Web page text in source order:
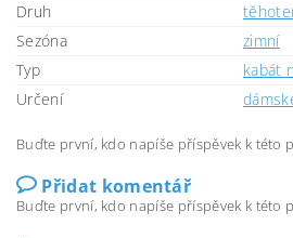
Druh
Sezóna
zimní
Typ
kabát
Určení
Buďte první, kdo napíše příspěvek k této
Přidat komentář
Buďte první, kdo napíše příspěvek k této